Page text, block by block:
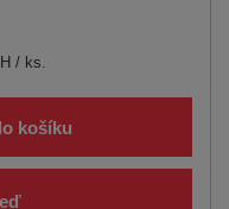
/ ks.
košíku